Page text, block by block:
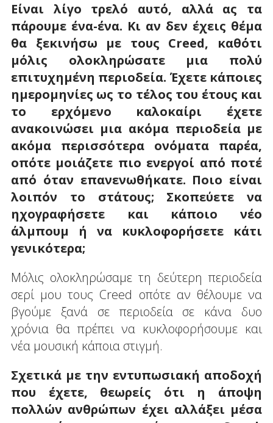
Είναι λίγο τρελό αυτό, αλλά ας τα
πάρουμε ένα-ένα. Κι αν δεν έχεις θέμα
θα ξεκινήσω με τους Creed, καθότι
μόλις ολοκληρώσατε μια πολύ
επιτυχημένη περιοδεία. Έχετε κάποιες
ημερομηνίες ως το τέλος του έτους και
το ερχόμενο καλοκαίρι έχετε
ανακοινώσει μια ακόμα περιοδεία με
ακόμα περισσότερα ονόματα παρέα,
οπότε μοιάζετε πιο ενεργοί από ποτέ
από όταν επανενωθήκατε. Ποιο είναι
λοιπόν το στάτους; Σκοπεύετε να
ηχογραφήσετε και κάποιο νέο
άλμπουμ ή να κυκλοφορήσετε κάτι
γενικότερα;
Μόλις ολοκληρώσαμε τη δεύτερη περιοδεία
σερί μου τους Creed οπότε αν θέλουμε να
βγούμε ξανά σε περιοδεία σε κάνα δυο
χρόνια θα πρέπει να κυκλοφορήσουμε και
νέα μουσική κάποια στιγμή.
Σχετικά με την εντυπωσιακή αποδοχή
που έχετε, θεωρείς ότι η άποψη
πολλών ανθρώπων έχει αλλάξει μέσα